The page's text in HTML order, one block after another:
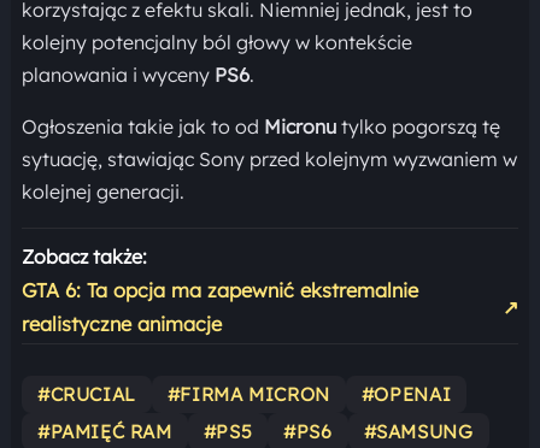
korzystając z efektu skali. Niemniej jednak, jest to
kolejny potencjalny ból głowy w kontekście
planowania i wyceny PS6.
Ogłoszenia takie jak to od Micronutylko pogorszą tę
sytuację, stawiając Sony przed kolejnym wyzwaniem w
kolejnej generacji.
Zobacz także:
GTA 6: Ta opcja ma zapewnić ekstremalnie
realistyczne animacje
↗
#CRUCIAL #FIRMA MICRON
#OPENAI
#PAMIĘĆ RAM
#PS5 #PS6
#SAMSUNG